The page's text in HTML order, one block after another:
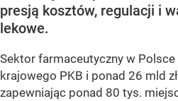
presją kosztów, regulacji i
lekowe.
Sektor farmaceutyczny w Polsce
krajowego PKB i ponad 26 mld
zapewniając ponad 80 tys.